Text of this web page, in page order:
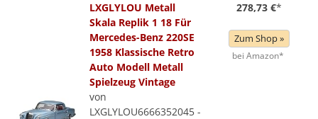
LXGLYLOU Metall
Skala Replik 1 18 Für
Mercedes-Benz 220SE
1958 Klassische Retro
Auto Modell Metall
Spielzeug Vintage
von
LXGLYLOU6666352045 -
278,73 €*
Zum Shop »
bei Amazon*